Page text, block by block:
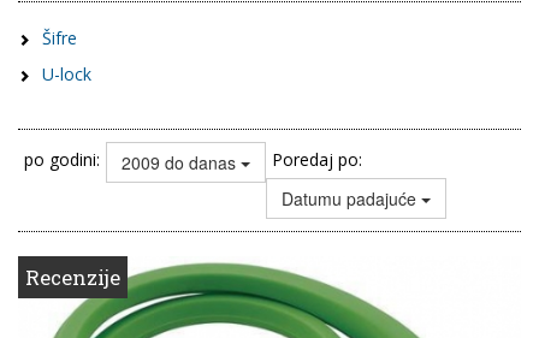
Šifre
U-lock
po godini: 2009 do danas Poredaj po:
Datumu padajuće
Recenzije